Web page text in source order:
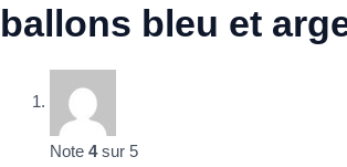
ballons bleu et
Note4sur 5